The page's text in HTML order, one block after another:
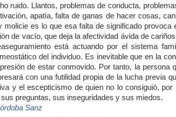
ruido. Llantos, problemas de conducta,
apatía, falta de ganas de hacer cosas,
molicie es lo que esa falta de significado provoca
de vacío, que deja la afectividad ávida de
está actuando por el sistema
del individuo. Es inevitable que en la
de estar conmovido. Por tanto, la persona
con una futilidad propia de la lucha previa
y el escepticismo de quien no lo consiguió,
preguntas, sus inseguridades y sus miedos.
Sanz